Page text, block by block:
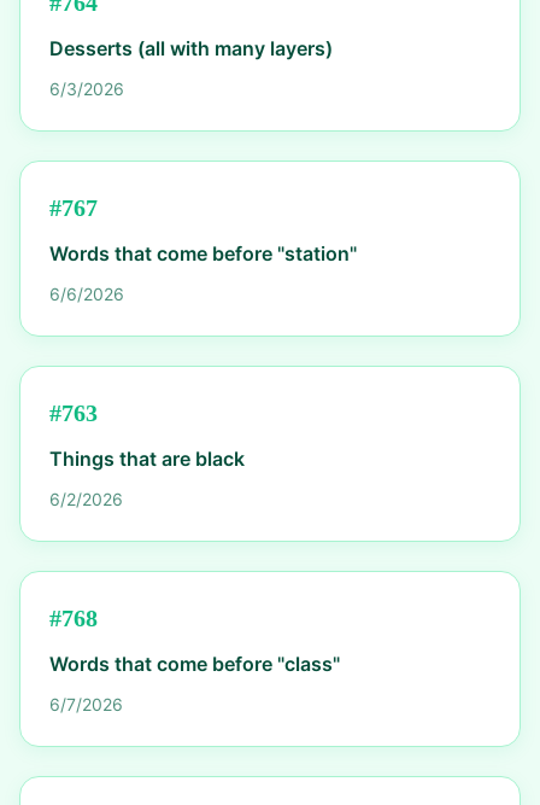
Desserts (all with many layers)
6/3/2026
#767
Words that come before "station"
6/6/2026
#763
Things that are black
6/2/2026
#768
Words that come before "class"
6/7/2026